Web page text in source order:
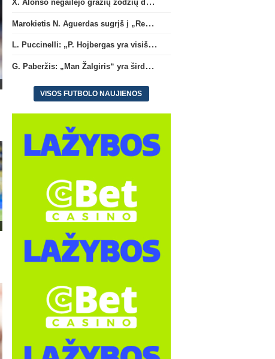
Marokietis N. Aguerdas sugrįš į „Real Sociedad“ klubą
L. Puccinelli: „P. Hojbergas yra visiškai susitelkęs darbui Marselyje“
G. Paberžis: „Man Žalgiris“ yra širdyje“
VISOS FUTBOLO NAUJIENOS